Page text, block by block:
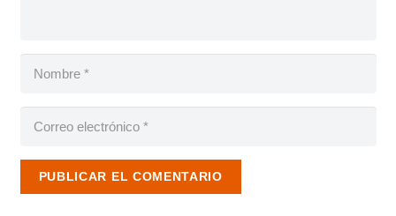
PUBLICAR EL COMENTARIO